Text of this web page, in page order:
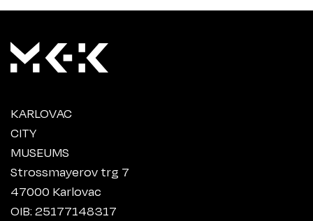
KARLOVAC
CITY
MUSEUMS
Strossmayerov trg 7
47000 Karlovac
OIB: 25177148317